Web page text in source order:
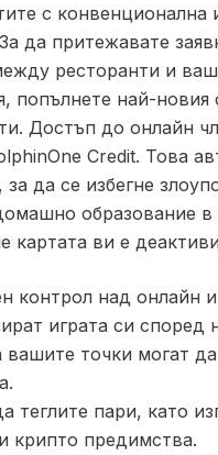
с конвенционална
да притежавате
ресторанти и
попълнете най-новия
Достъп до онлайн
Credit. Това
да се избегне
образование в
картата ви е
контрол над онлайн
играта си според
точки могат
пари, като
крипто предимства.